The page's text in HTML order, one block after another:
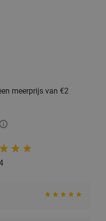
meerprijs van €2
info_outlined